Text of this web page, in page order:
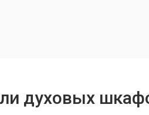
духовых